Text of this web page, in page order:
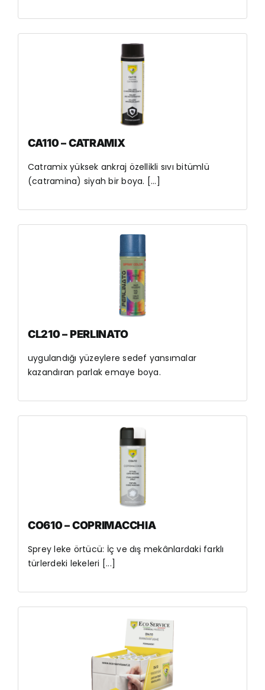
CA110 – CATRAMIX
Catramix yüksek ankraj özellikli sıvı bitümlü
(catramina) siyah bir boya. [...]
CL210 – PERLINATO
uygulandığı yüzeylere sedef yansımalar
kazandıran parlak emaye boya.
CO610 – COPRIMACCHIA
Sprey leke örtücü: İç ve dış mekânlardaki farklı
türlerdeki lekeleri [...]